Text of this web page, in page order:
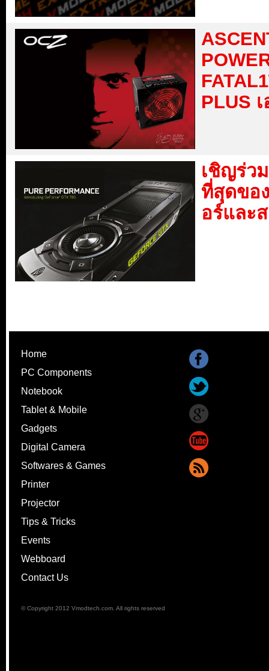
PLUS
เชิญร่ว
ที่สุดขอ
อร์และ
Home
PC Components
Notebook
Tablet & Mobile
Gadgets
Digital Camera
Softwares & Games
Printer
Projector
Tips & Tricks
Events
Webboard
Contact Us
© Copyright 2012 Vmodtech.com. All rights reserved